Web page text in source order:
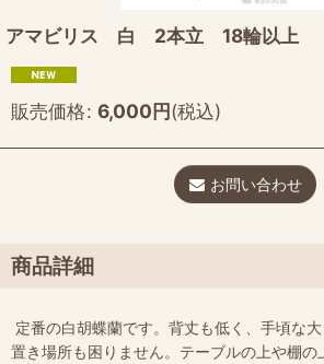
アマビリス 白 2本立 18輪以上
販売価格: 6,000円(税込)
お問い合わせ
商品詳細
定番の白胡蝶蘭です。背丈も低く、手頃な大
置き場所も困りません。テーブルの上や棚の